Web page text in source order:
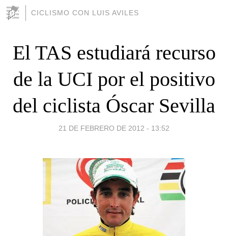
CICLISMO CON LUIS AVILES
El TAS estudiará recurso
de la UCI por el positivo
del ciclista Óscar Sevilla
21 DE FEBRERO DE 2012 - 13:52